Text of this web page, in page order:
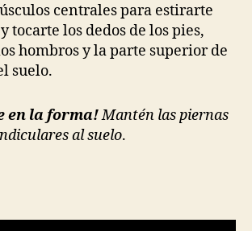
centrales para estirarte
tocarte los dedos de los pies,
hombros y la parte superior de
suelo.
en la forma!Mantén las piernas
al suelo.